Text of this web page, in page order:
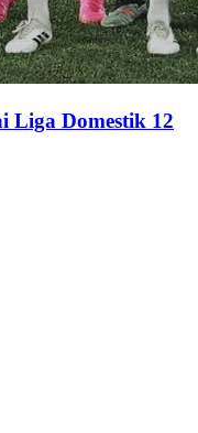
Liga Domestik 12